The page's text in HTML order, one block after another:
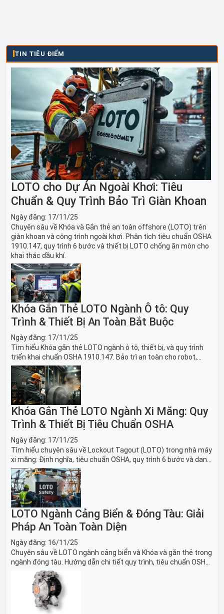
TIN TIÊU ĐIỂM
LOTO cho Dự Án Ngoài Khơi: Tiêu
Chuẩn & Quy Trình Bảo Trì Giàn Khoan
Ngày đăng: 17/11/25
Chuyên sâu về Khóa và Gắn thẻ an toàn offshore (LOTO) trên
giàn khoan và công trình ngoài khơi. Phân tích tiêu chuẩn OSHA
1910.147, quy trình 6 bước và thiết bị LOTO chống ăn mòn cho
khai thác dầu khí.
Khóa Gắn Thẻ LOTO Ngành Ô tô: Quy
Trình & Thiết Bị An Toàn Bắt Buộc
Ngày đăng: 17/11/25
Tìm hiểu Khóa gắn thẻ LOTO ngành ô tô, thiết bị, và quy trình
triển khai chuẩn OSHA 1910.147. Bảo trì an toàn cho robot,
băng tải sản xuất ô tô và dây chuyền lắp ráp xe hơi.
Khóa Gắn Thẻ LOTO Ngành Xi Măng: Quy
Trình & Thiết Bị Tiêu Chuẩn OSHA
Ngày đăng: 17/11/25
Tìm hiểu chuyên sâu về Lockout Tagout (LOTO) trong nhà máy
xi măng: Định nghĩa, tiêu chuẩn OSHA, quy trình 6 bước và danh
sách thiết bị LOTO thiết yếu. Giải pháp bảo trì lò nung, máy
nghiền an toàn.
LOTO Ngành Cảng Biển & Đóng Tàu: Giải
Pháp An Toàn Toàn Diện
Ngày đăng: 16/11/25
Chuyên sâu về LOTO ngành cảng biển và Khóa và gắn thẻ trong
ngành đóng tàu. Hướng dẫn chi tiết quy trình, tiêu chuẩn OSHA,
thiết bị và Giải pháp LOTO trong công nghiệp đóng tàu toàn